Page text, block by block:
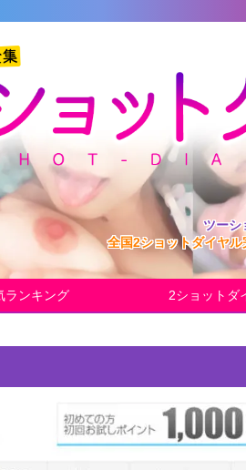
ツーシ
全国2ショットダイヤ
ランキング 2ショットダ